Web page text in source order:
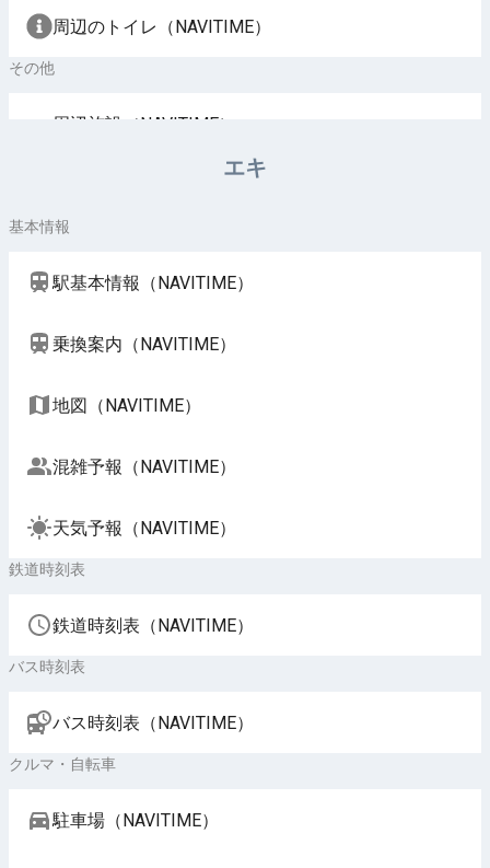
周辺のトイレ（NAVITIME）
その他
周辺施設（NAVITIME）
エキ
基本情報
駅基本情報（NAVITIME）
乗換案内（NAVITIME）
地図（NAVITIME）
混雑予報（NAVITIME）
天気予報（NAVITIME）
鉄道時刻表
鉄道時刻表（NAVITIME）
バス時刻表
バス時刻表（NAVITIME）
クルマ・自転車
駐車場（NAVITIME）